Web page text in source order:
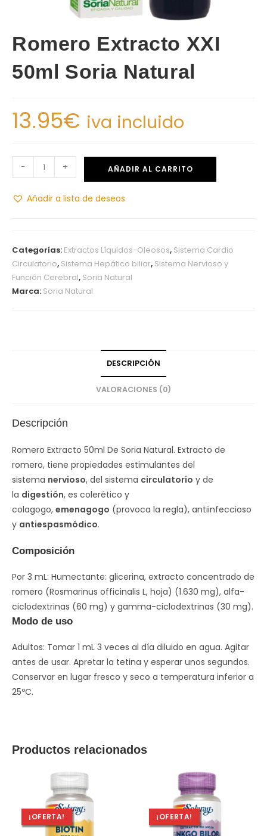
Romero Extracto XXI
50ml Soria Natural
13.95€ iva incluido
- + AÑADIR AL CARRITO
Añadir a lista de deseos
Categorías: Extractos Líquidos-Oleosos, Sistema Cardio
Circulatorio, Sistema Hepático biliar, Sistema Nervioso y
Función Cerebral, Soria Natural
Marca: Soria Natural
DESCRIPCIÓN
VALORACIONES (0)
Descripción
Romero Extracto 50ml De Soria Natural. Extracto de
romero, tiene propiedades estimulantes del
sistema nervioso, del sistema circulatorio y de
la digestión, es colerético y
colagogo, emenagogo (provoca la regla), antiinfeccioso
y antiespasmódico.
Composición
Por 3 mL: Humectante: glicerina, extracto concentrado de
romero (Rosmarinus officinalis L, hoja) (1.630 mg), alfa-
ciclodextrinas (60 mg) y gamma-ciclodextrinas (30 mg).
Modo de uso
Adultos: Tomar 1 mL 3 veces al día diluido en agua. Agitar
antes de usar. Apretar la tetina y esperar unos segundos.
Conservar en lugar fresco y seco a temperatura inferior a
25ºC.
Productos relacionados
¡OFERTA! ¡OFERTA!